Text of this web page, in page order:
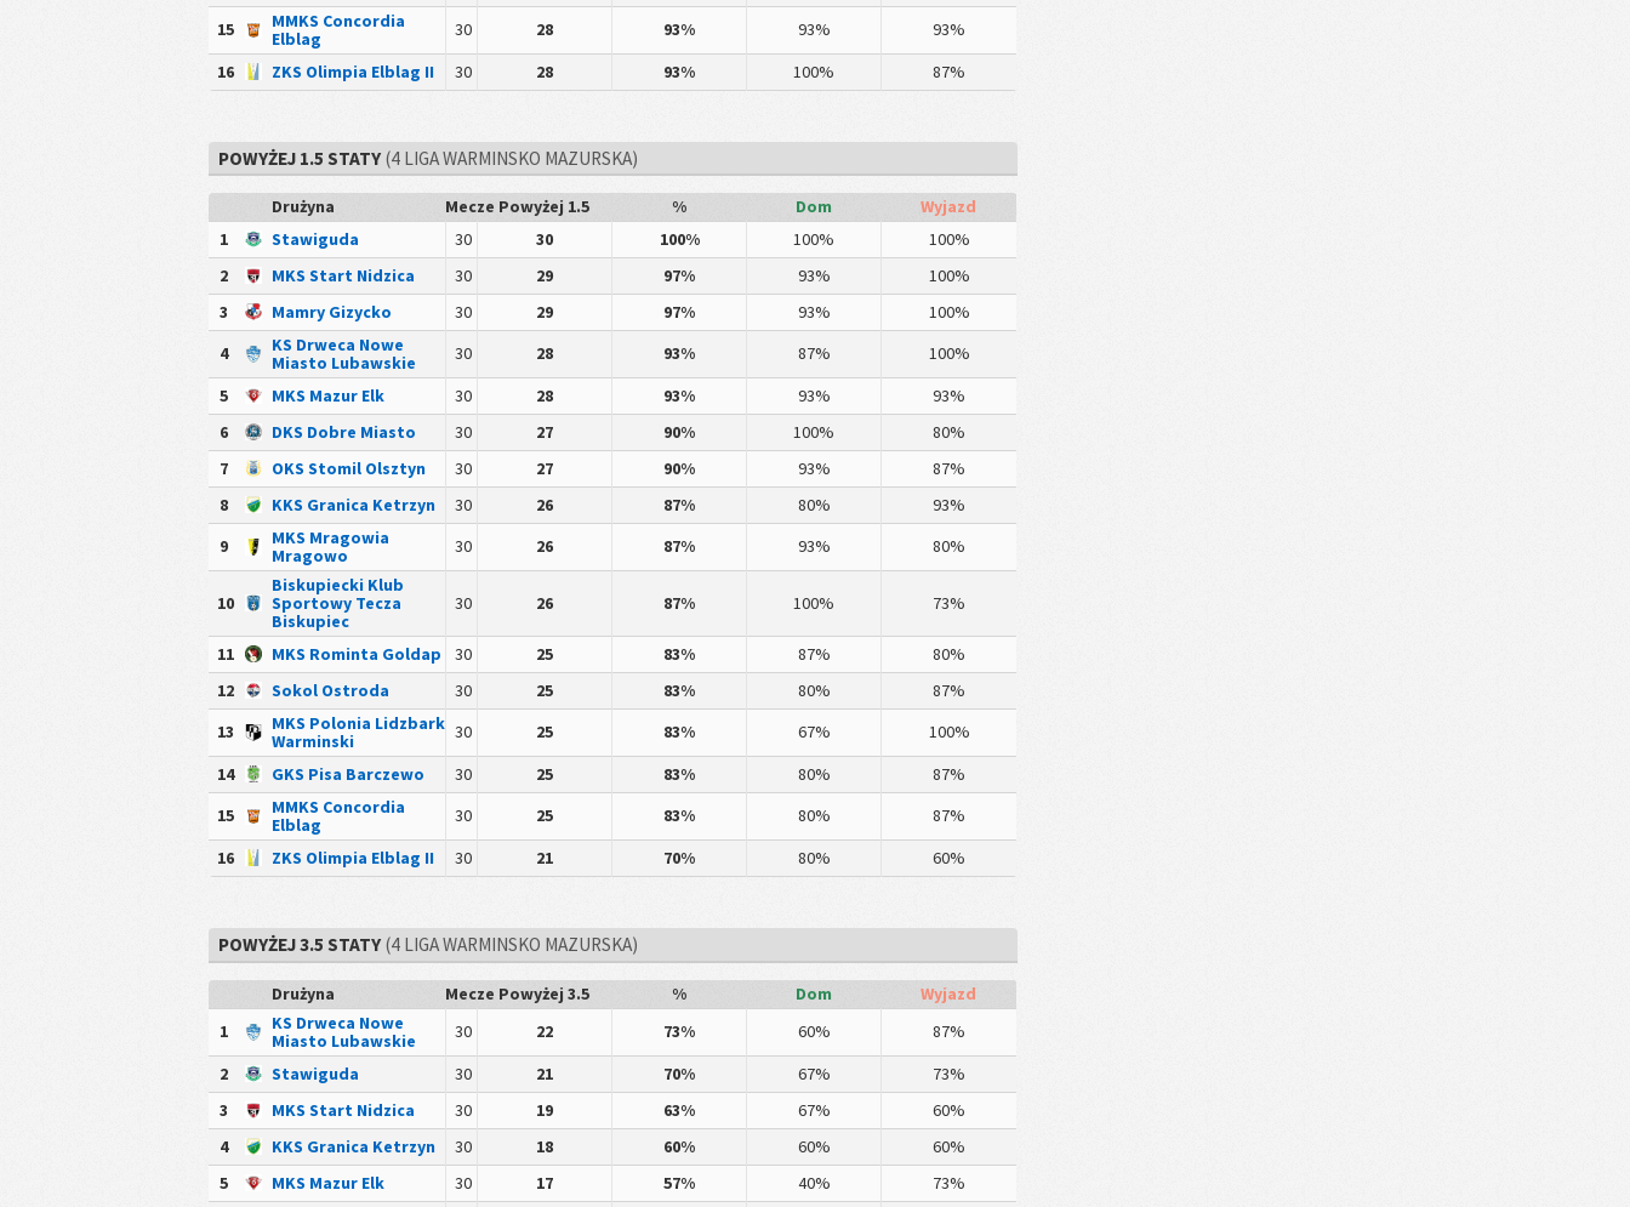
15
MMKS Concordia
Elblag
30 28 93% 93%
93%
16
ZKS Olimpia Elblag II 30 28 93% 100% 87%
POWYŻEJ 1.5 STATY(4 LIGA WARMINSKO MAZURSKA)
Drużyna Mecze Powyżej 1.5 % Dom
Wyjazd
1
Stawiguda 30 30 100% 100%
100%
2
MKS Start Nidzica 30 29 97% 93%
100%
3
Mamry Gizycko 30 29 97% 93%
100%
4
KS Drweca Nowe
Miasto Lubawskie
30 28 93% 87%
100%
5
MKS Mazur Elk 30 28 93% 93%
93%
6
DKS Dobre Miasto 30 27 90% 100%
80%
7
OKS Stomil Olsztyn 30 27 90% 93%
87%
8
KKS Granica Ketrzyn 30 26 87% 80%
93%
9
MKS Mragowia
Mragowo
30 26 87% 93% 80%
10
Biskupiecki Klub
Sportowy Tecza
Biskupiec
30 26 87% 100% 73%
11 MKS Rominta Goldap 30 25 83% 87%
80%
12
Sokol Ostroda 30 25 83% 80%
87%
13
MKS Polonia Lidzbark
Warminski
30 25 83% 67%
100%
14
GKS Pisa Barczewo 30 25 83% 80%
87%
15
MMKS Concordia
Elblag
30 25 83% 80%
87%
16
ZKS Olimpia Elblag II 30 21 70% 80% 60%
POWYŻEJ 3.5 STATY(4 LIGA WARMINSKO MAZURSKA)
Drużyna Mecze Powyżej 3.5 % Dom
Wyjazd
1
KS Drweca Nowe
Miasto Lubawskie
30 22 73% 60%
87%
2
Stawiguda 30 21 70% 67%
73%
3
MKS Start Nidzica 30 19 63% 67%
60%
4
KKS Granica Ketrzyn 30 18 60% 60%
60%
5
MKS Mazur Elk 30 17 57% 40%
73%